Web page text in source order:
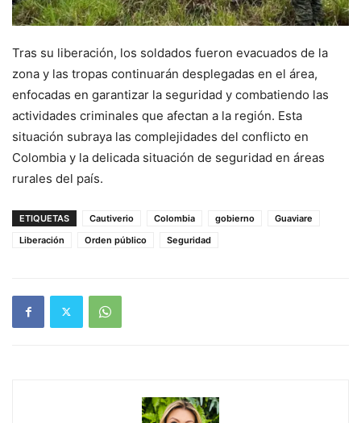
Tras su liberación, los soldados fueron evacuados de la
zona y las tropas continuarán desplegadas en el área,
enfocadas en garantizar la seguridad y combatiendo las
actividades criminales que afectan a la región. Esta
situación subraya las complejidades del conflicto en
Colombia y la delicada situación de seguridad en áreas
rurales del país.
ETIQUETAS Cautiverio Colombia gobierno
Guaviare
Liberación
Orden público Seguridad